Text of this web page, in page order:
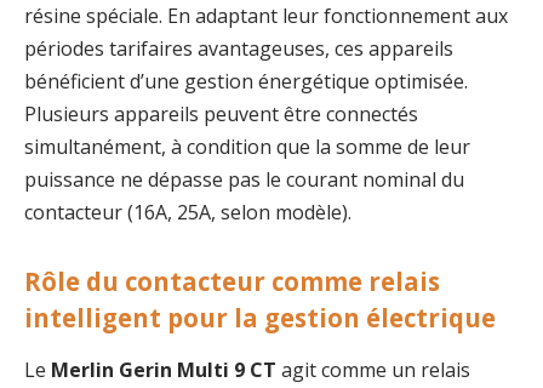
résine spéciale. En adaptant leur fonctionnement aux
périodes tarifaires avantageuses, ces appareils
bénéficient d’une gestion énergétique optimisée.
Plusieurs appareils peuvent être connectés
simultanément, à condition que la somme de leur
puissance ne dépasse pas le courant nominal du
contacteur (16A, 25A, selon modèle).
Rôle du contacteur comme relais
intelligent pour la gestion électrique
Le Merlin Gerin Multi 9 CT agit comme un relais